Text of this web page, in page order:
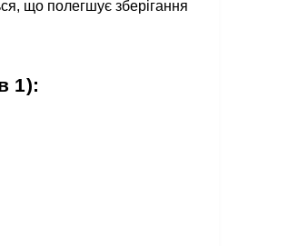
що полегшує зберігання
1):